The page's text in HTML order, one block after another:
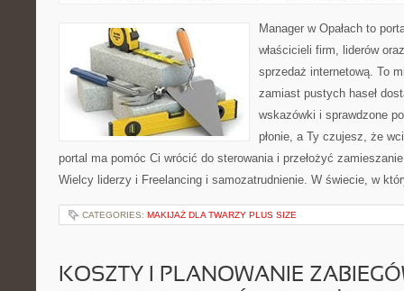
Manager w Opałach to
właścicieli firm, liderów
sprzedaż internetową. To
zamiast pustych haseł
wskazówki i sprawdzone
płonie, a Ty czujesz, że
portal ma pomóc Ci wrócić do sterowania i przełożyć
Wielcy liderzy i Freelancing i samozatrudnienie. W świecie, w
CATEGORIES: MAKIJAŻ DLA TWARZY PLUS SIZE
KOSZTY I PLANOWANIE